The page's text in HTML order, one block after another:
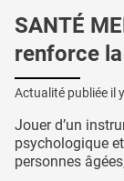
SANTÉ
renforce
Actualité publiée il
Jouer d’un
psychologique
personnes